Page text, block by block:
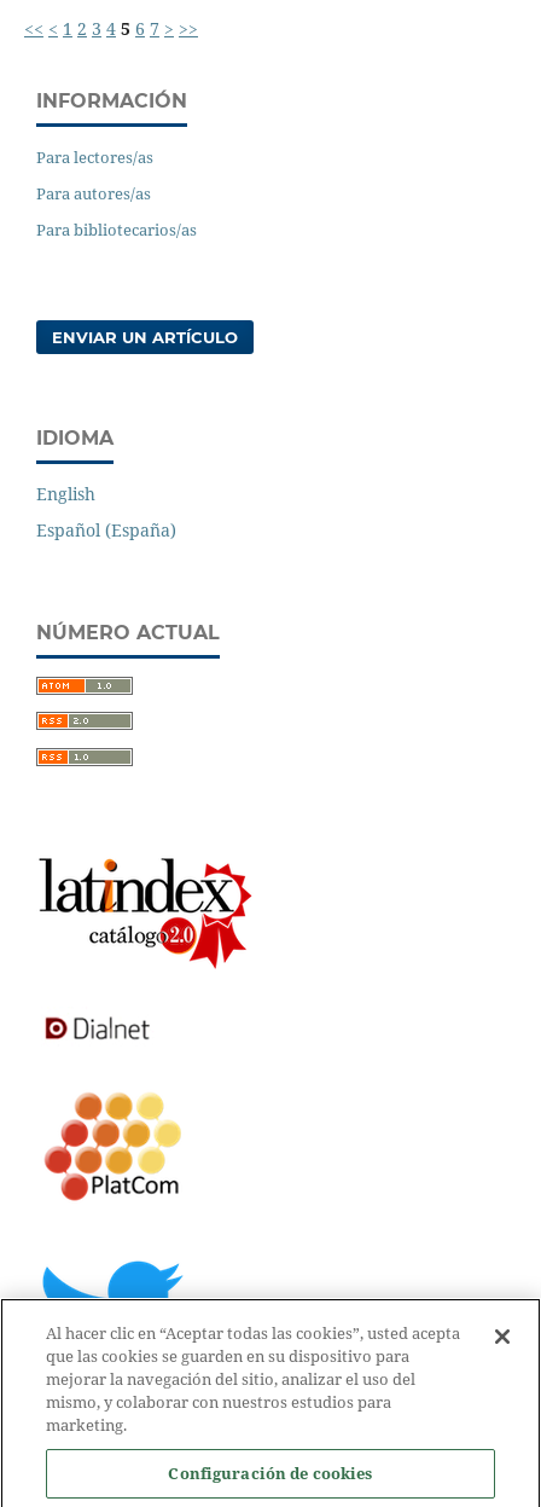
<< < 1 2 3 4 5 6 7 > >>
INFORMACIÓN
Para lectores/as
Para autores/as
Para bibliotecarios/as
ENVIAR UN ARTÍCULO
IDIOMA
English
Español (España)
NÚMERO ACTUAL
Al hacer clic en “Aceptar todas las cookies”, usted acepta
que las cookies se guarden en su dispositivo para
mejorar la navegación del sitio, analizar el uso del
mismo, y colaborar con nuestros estudios para
marketing.
Configuración de cookies